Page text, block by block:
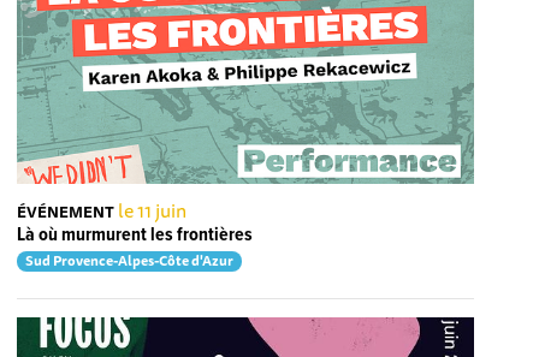
ÉVÉNEMENT le 11 juin
Là où murmurent les frontières
Sud Provence-Alpes-Côte d'Azur